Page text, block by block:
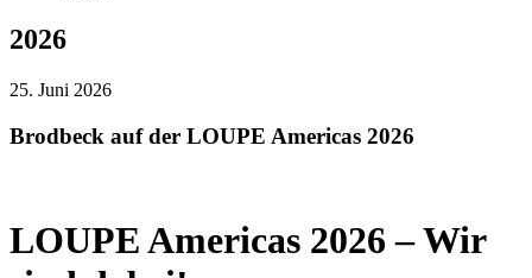
2026
25. Juni 2026
Brodbeck auf der LOUPE Americas 2026
LOUPE Americas 2026 – Wir